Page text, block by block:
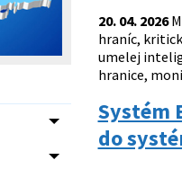
20. 04. 2026
hraníc,
umelej
hranice,
Systém
do